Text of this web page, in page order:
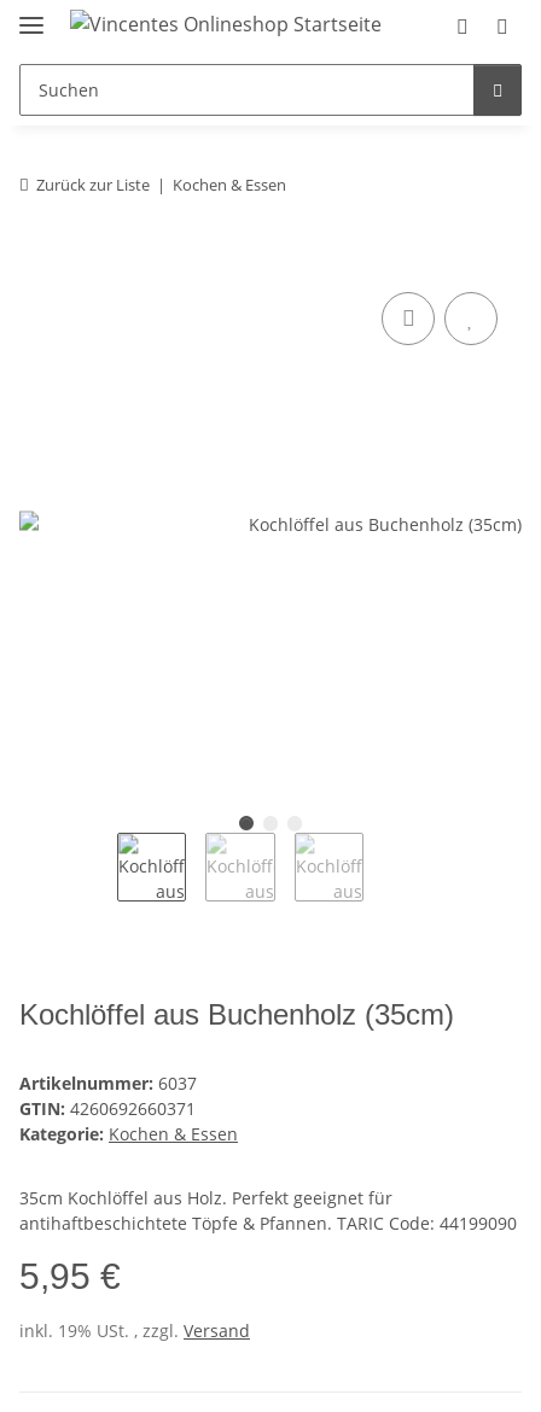
Zurück zur Liste Kochen & Essen
Kochlöffel aus Buchenholz (35cm)
Artikelnummer: 6037
GTIN: 4260692660371
Kategorie: Kochen & Essen
35cm Kochlöffel aus Holz. Perfekt geeignet für
antihaftbeschichtete Töpfe & Pfannen. TARIC Code: 44199090
5,95 €
inkl. 19% USt. , zzgl. Versand